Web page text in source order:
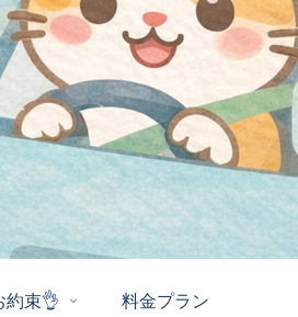
約束👌 料金プラン